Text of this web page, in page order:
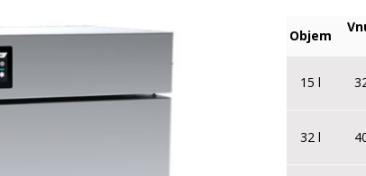
Objem
15 l
32 l